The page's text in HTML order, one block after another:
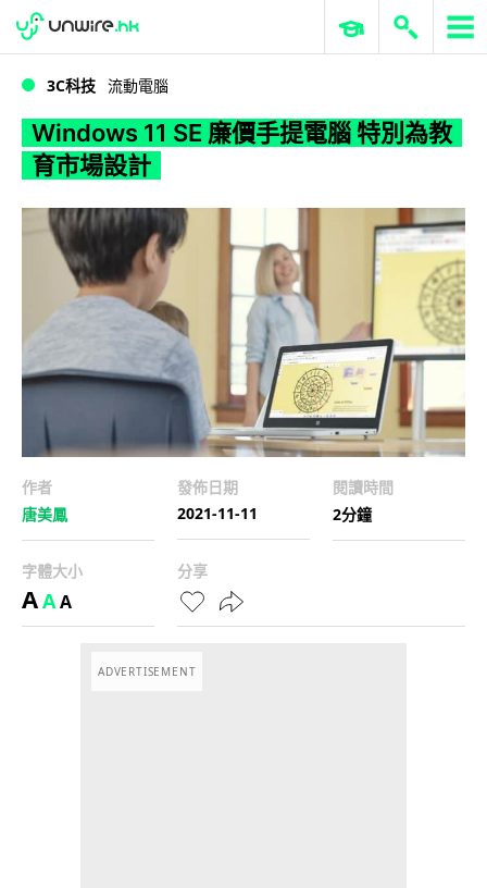
WWDC 2026 ERP 與商業 AI
3C科技 流動電腦
Windows 11 SE 廉價手提電腦 特別為教
育市場設計
作者
唐美鳳
發佈日期
2021-11-11
閱讀時間
2分鐘
字體大小
AAA
分享
ADVERTISEMENT